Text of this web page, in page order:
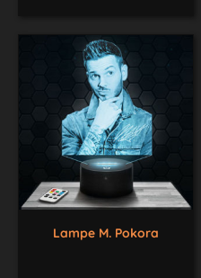
Lampe M. Pokora